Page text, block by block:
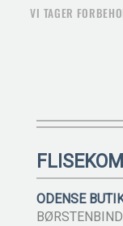
VI TAGER
ODENSE